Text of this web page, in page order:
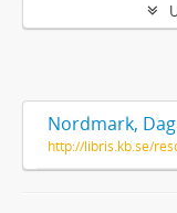
Nordmark, Dag
http://libris.kb.se/